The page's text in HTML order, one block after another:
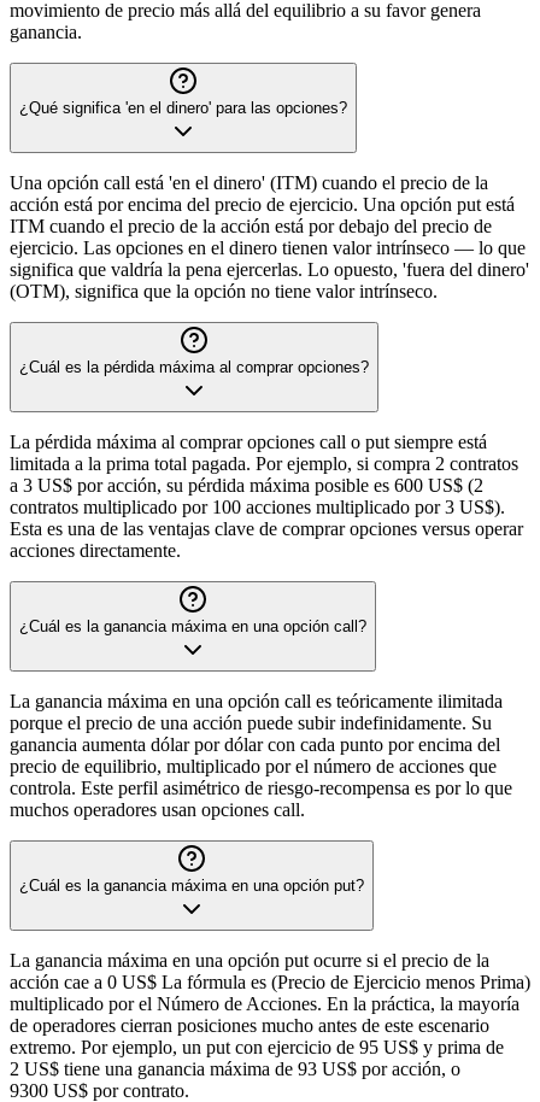
movimiento de precio más allá del equilibrio a su favor genera
ganancia.
¿Qué significa 'en el dinero' para las opciones?
Una opción call está 'en el dinero' (ITM) cuando el precio de la
acción está por encima del precio de ejercicio. Una opción put está
ITM cuando el precio de la acción está por debajo del precio de
ejercicio. Las opciones en el dinero tienen valor intrínseco — lo que
significa que valdría la pena ejercerlas. Lo opuesto, 'fuera del dinero'
(OTM), significa que la opción no tiene valor intrínseco.
¿Cuál es la pérdida máxima al comprar opciones?
La pérdida máxima al comprar opciones call o put siempre está
limitada a la prima total pagada. Por ejemplo, si compra 2 contratos
a 3 US$ por acción, su pérdida máxima posible es 600 US$ (2
contratos multiplicado por 100 acciones multiplicado por 3 US$).
Esta es una de las ventajas clave de comprar opciones versus operar
acciones directamente.
¿Cuál es la ganancia máxima en una opción call?
La ganancia máxima en una opción call es teóricamente ilimitada
porque el precio de una acción puede subir indefinidamente. Su
ganancia aumenta dólar por dólar con cada punto por encima del
precio de equilibrio, multiplicado por el número de acciones que
controla. Este perfil asimétrico de riesgo-recompensa es por lo que
muchos operadores usan opciones call.
¿Cuál es la ganancia máxima en una opción put?
La ganancia máxima en una opción put ocurre si el precio de la
acción cae a 0 US$ La fórmula es (Precio de Ejercicio menos Prima)
multiplicado por el Número de Acciones. En la práctica, la mayoría
de operadores cierran posiciones mucho antes de este escenario
extremo. Por ejemplo, un put con ejercicio de 95 US$ y prima de
2 US$ tiene una ganancia máxima de 93 US$ por acción, o
9300 US$ por contrato.